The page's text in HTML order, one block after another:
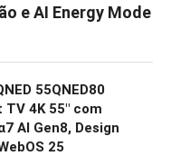
e AI Energy Mode
55QNED80
4K 55″ com
AI Gen8, Design
25